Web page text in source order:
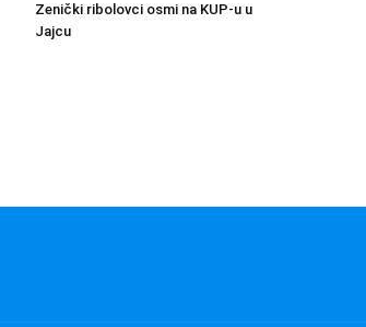
Zenički ribolovci osmi na KUP-u u
Jajcu